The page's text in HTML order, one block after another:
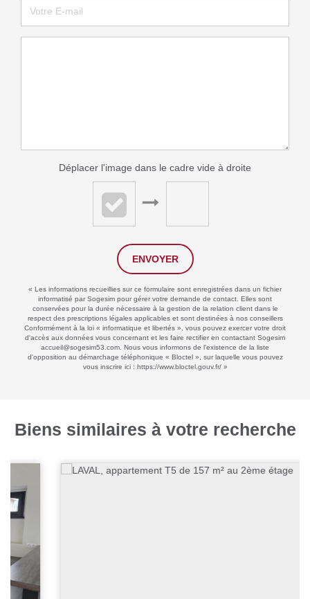
Déplacer l'image dans le cadre vide à droite
ENVOYER
« Les informations recueillies sur ce formulaire sont enregistrées dans un fichier
informatisé par Sogesim pour gérer votre demande de contact. Elles sont
conservées pour la durée nécessaire à la gestion de la relation client dans le
respect des prescriptions légales applicables et sont destinées à nos conseillers
Conformément à la loi « informatique et libertés », vous pouvez exercer votre droit
d'accès aux données vous concernant et les faire rectifier en contactant Sogesim
accueil@sogesim53.com. Nous vous informons de l'existence de la liste
d'opposition au démarchage téléphonique « Bloctel », sur laquelle vous pouvez
vous inscrire ici : https://www.bloctel.gouv.fr/»
Biens similaires à votre recherche